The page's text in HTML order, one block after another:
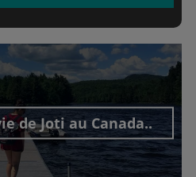
de Joti au Canada..